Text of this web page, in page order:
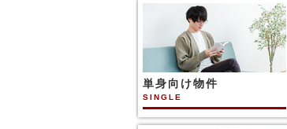
単身向け物件
SINGLE